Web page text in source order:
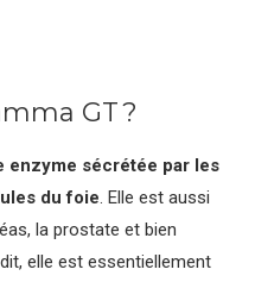
GT ?
enzyme sécrétée par les
du foie. Elle est aussi
la prostate et bien
elle est essentiellement